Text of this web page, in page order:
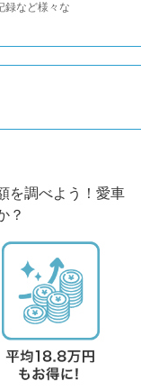
録など様々な
を調べよう！愛車
？